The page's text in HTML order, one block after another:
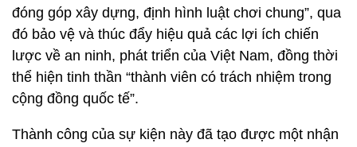
đóng góp xây dựng, định hình luật chơi chung”, qua
đó bảo vệ và thúc đẩy hiệu quả các lợi ích chiến
lược về an ninh, phát triển của Việt Nam, đồng thời
thể hiện tinh thần “thành viên có trách nhiệm trong
cộng đồng quốc tế”.
Thành công của sự kiện này đã tạo được một nhận